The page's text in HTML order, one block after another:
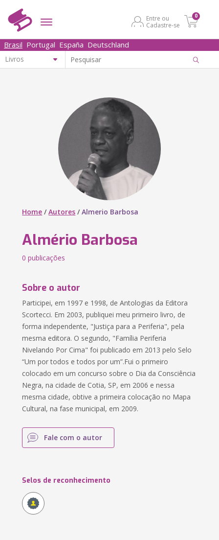
Entre ou
Cadastre-se
0
Brasil Portugal España Deutschland
Home /Autores /Almerio Barbosa
Almério Barbosa
0 publicações
Sobre o autor
Participei, em 1997 e 1998, de Antologias da Editora
Scortecci. Em 2003, publiquei meu primeiro livro, de
forma independente, "Justiça para a Periferia", pela
mesma editora. O segundo, "Família Periferia
Nivelando Por Cima" foi publicado em 2013 pelo Selo
“Um por todos e todos por um”.Fui o primeiro
colocado em um concurso sobre o Dia da Consciência
Negra, na cidade de Cotia, SP, em 2006 e nessa
mesma cidade, obtive a primeira colocação no Mapa
Cultural, na fase municipal, em 2009.
Fale com o autor
Selos de reconhecimento